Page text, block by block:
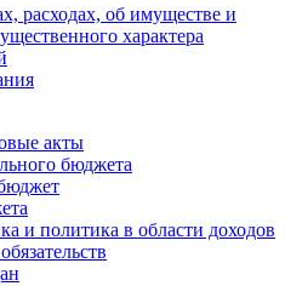
расходах, об имуществе и
характера
акты
бюджета
и политика в области доходов